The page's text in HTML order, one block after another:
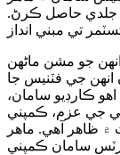
جلدي حاصل ڪرڻ.
جو مشن ماڻهن
جي فٽنيس جا
ڪارڊيو سامان،
جي عزم، ڪمپني
ظاهر آهي. ماهر
سامان ڪمپني